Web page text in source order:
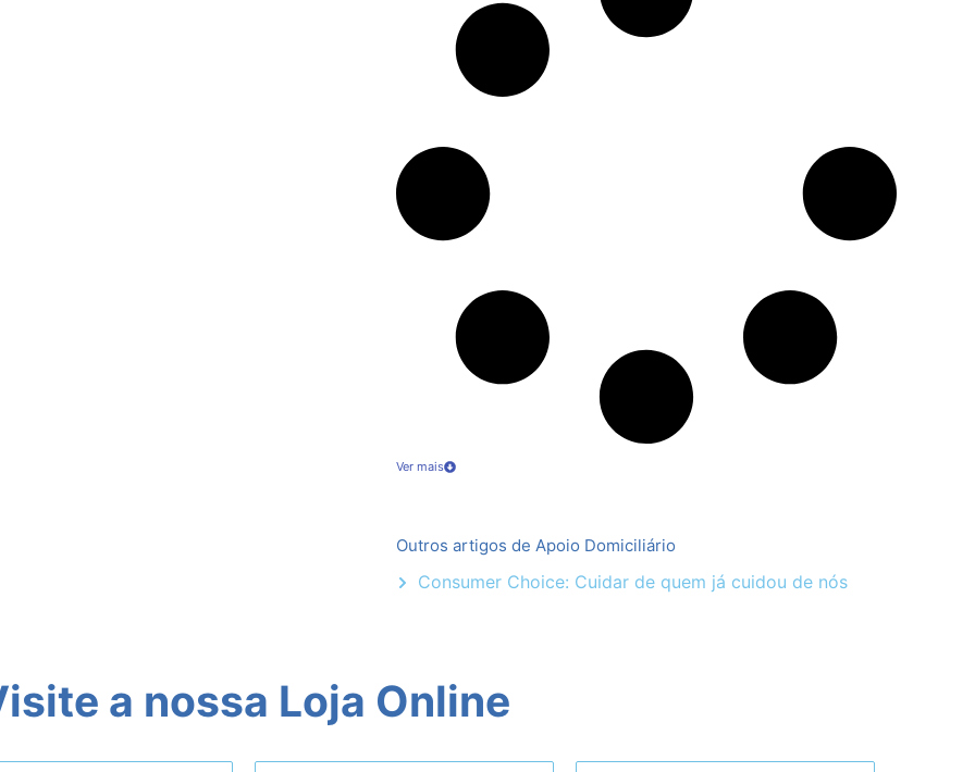
Ver mais
Outros artigos de Apoio Domiciliário
Consumer Choice: Cuidar de quem já cuidou de nós
a nossa Loja Online